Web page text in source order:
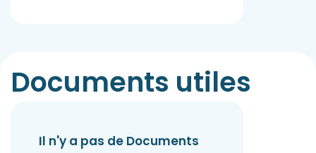
Documents utiles
Il n'y a pas de Documents